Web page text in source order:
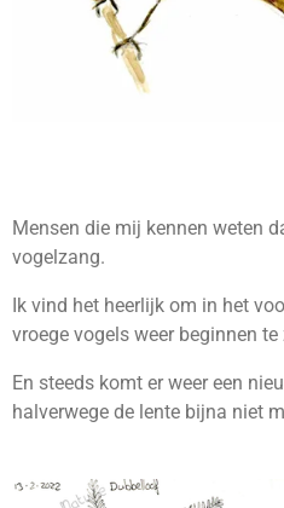
Mensen die mij kennen weten
vogelzang.
Ik vind het heerlijk om in het
vroege vogels weer beginnen te
En steeds komt er weer een
halverwege de lente bijna niet